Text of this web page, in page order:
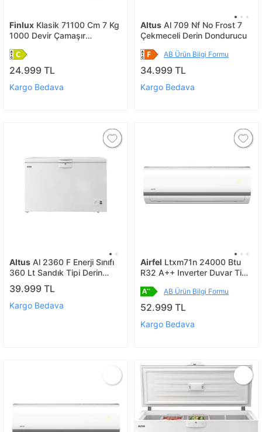
Finlux Klasik 71100 Cm 7 Kg
1000 Devir Çamaşır
24.999 TL
Kargo Bedava
Altus Al 709 Nf No Frost 7
Çekmeceli Derin Dondurucu
AB Ürün Bilgi Formu
34.999 TL
Kargo Bedava
Altus Al 2360 F Enerji Sınıfı
360 Lt Sandık Tipi Derin
Dondurucu
39.999 TL
Kargo Bedava
Airfel Ltxm71n 24000 Btu
R32 A++ Inverter Duvar Tipi
AB Ürün Bilgi Formu
52.999 TL
Kargo Bedava